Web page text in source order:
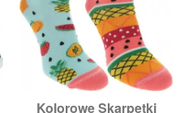
Kolorowe Skarpetki